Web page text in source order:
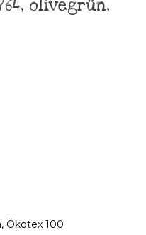
olivegrün,